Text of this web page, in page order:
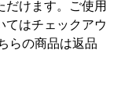
だけます。ご使用
てはチェックアウ
らの商品は返品